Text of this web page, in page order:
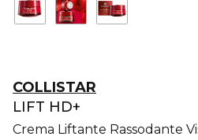
COLLISTAR
LIFT HD+
Crema Liftante Rassodante